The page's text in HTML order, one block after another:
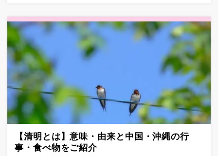
【清明とは】意味・由来と中国・沖縄の行
事・食べ物をご紹介